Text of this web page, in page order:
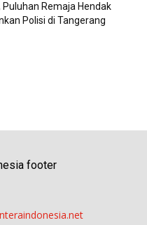
Puluhan Remaja Hendak
Polisi di Tangerang